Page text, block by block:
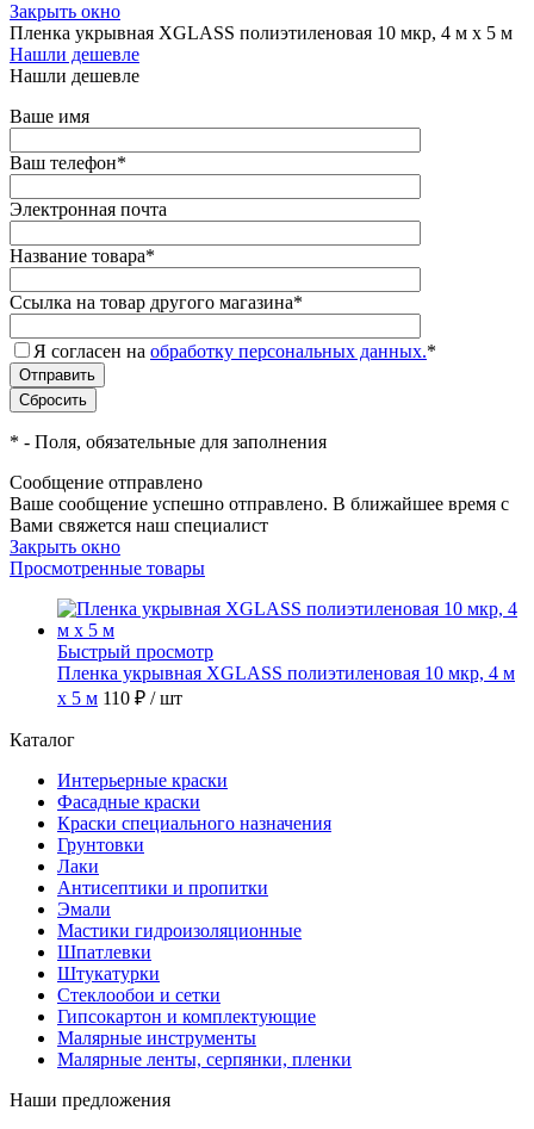
Закрыть окно
Пленка укрывная XGLASS полиэтиленовая 10 мкр, 4 м х 5 м
Нашли дешевле
Нашли дешевле
Ваше имя
Ваш телефон*
Электронная почта
Название товара*
Ссылка на товар другого магазина*
Я согласен на обработку персональных данных.*
* - Поля, обязательные для заполнения
Сообщение отправлено
Ваше сообщение успешно отправлено. В ближайшее время с
Вами свяжется наш специалист
Закрыть окно
Просмотренные товары
Быстрый просмотр
Пленка укрывная XGLASS полиэтиленовая 10 мкр, 4 м
х 5 м 110 ₽ / шт
Каталог
Интерьерные краски
Фасадные краски
Краски специального назначения
Грунтовки
Лаки
Антисептики и пропитки
Эмали
Мастики гидроизоляционные
Шпатлевки
Штукатурки
Стеклообои и сетки
Гипсокартон и комплектующие
Малярные инструменты
Малярные ленты, серпянки, пленки
Наши предложения